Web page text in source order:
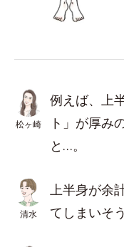
松ヶ崎
例えば、上
ト」が厚み
と…。
清水
上半身が余
てしまいそ